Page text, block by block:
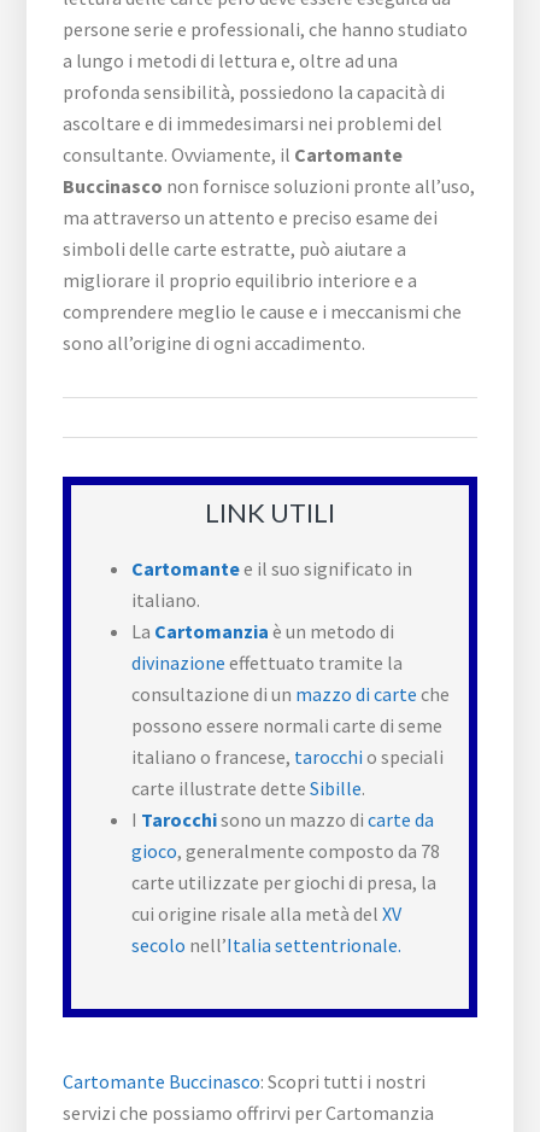
persone serie e professionali, che hanno studiato
a lungo i metodi di lettura e, oltre ad una
profonda sensibilità, possiedono la capacità di
ascoltare e di immedesimarsi nei problemi del
consultante. Ovviamente, il Cartomante
Buccinasco non fornisce soluzioni pronte all’uso,
ma attraverso un attento e preciso esame dei
simboli delle carte estratte, può aiutare a
migliorare il proprio equilibrio interiore e a
comprendere meglio le cause e i meccanismi che
sono all’origine di ogni accadimento.
LINK UTILI
Cartomantee il suo significato in
italiano.
La Cartomanzia è un metodo di
divinazione effettuato tramite la
consultazione di un mazzo di carte che
possono essere normali carte di seme
italiano o francese, tarocchi o speciali
carte illustrate detteSibille.
I Tarocchisono un mazzo dicarte da
gioco, generalmente composto da 78
carte utilizzate per giochi di presa, la
cui origine risale alla metà delXV
secolo nell’Italia settentrionale.
Cartomante Buccinasco: Scopri tutti i nostri
servizi che possiamo offrirvi per Cartomanzia